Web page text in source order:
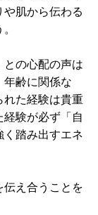
肌から伝わる
の心配の声は
年齢に関係な
れた経験は貴重
験が必ず「自
く踏み出すエネ
え合うことを